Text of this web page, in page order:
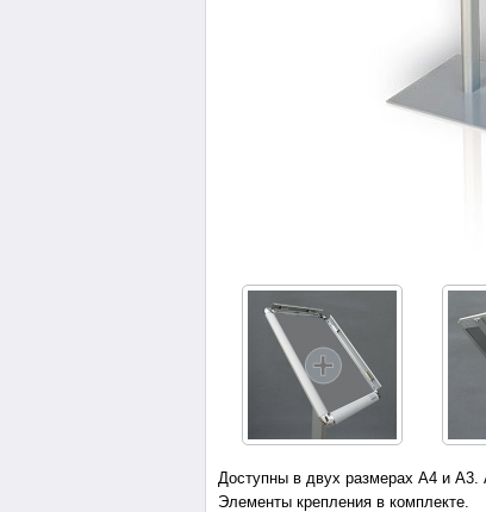
Доступны в двух размерах А4 и
Элементы крепления в комплекте.